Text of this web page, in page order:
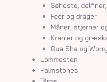
Søheste,
Feer og drager
Måner, stjerner
Kranier og
Gua Sha og
Lommesten
Palmstones